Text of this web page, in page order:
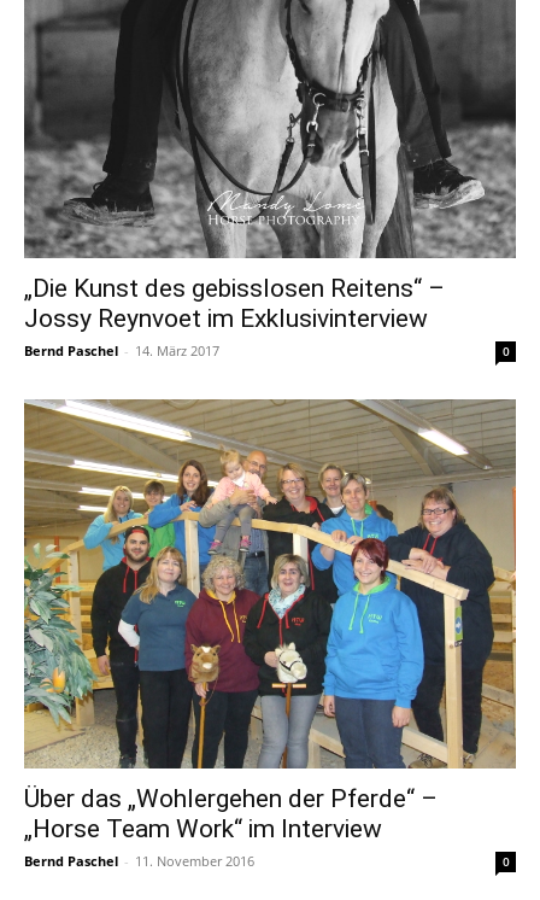
„Die Kunst des gebisslosen Reitens“ –
Jossy Reynvoet im Exklusivinterview
Bernd Paschel - 14. März 2017 0
Über das „Wohlergehen der Pferde“ –
„Horse Team Work“ im Interview
Bernd Paschel - 11. November 2016 0